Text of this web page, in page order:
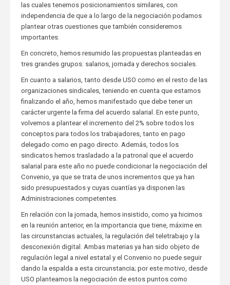
las cuales tenemos posicionamientos similares, con
independencia de que a lo largo de la negociación podamos
plantear otras cuestiones que también consideremos
importantes.
En concreto, hemos resumido las propuestas planteadas en
tres grandes grupos: salarios, jornada y derechos sociales.
En cuanto a salarios, tanto desde USO como en el resto de las
organizaciones sindicales, teniendo en cuenta que estamos
finalizando el año, hemos manifestado que debe tener un
carácter urgente la firma del acuerdo salarial. En este punto,
volvemos a plantear el incremento del 2% sobre todos los
conceptos para todos los trabajadores, tanto en pago
delegado como en pago directo. Además, todos los
sindicatos hemos trasladado a la patronal que el acuerdo
salarial para este año no puede condicionar la negociación del
Convenio, ya que se trata de unos incrementos que ya han
sido presupuestados y cuyas cuantías ya disponen las
Administraciones competentes.
En relación con la jornada, hemos insistido, como ya hicimos
en la reunión anterior, en la importancia que tiene, máxime en
las circunstancias actuales, la regulación del teletrabajo y la
desconexión digital. Ambas materias ya han sido objeto de
regulación legal a nivel estatal y el Convenio no puede seguir
dando la espalda a esta circunstancia; por este motivo, desde
USO planteamos la negociación de estos puntos como